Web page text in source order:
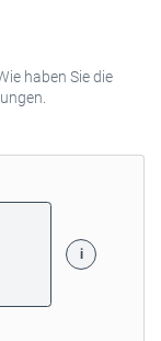
haben Sie die